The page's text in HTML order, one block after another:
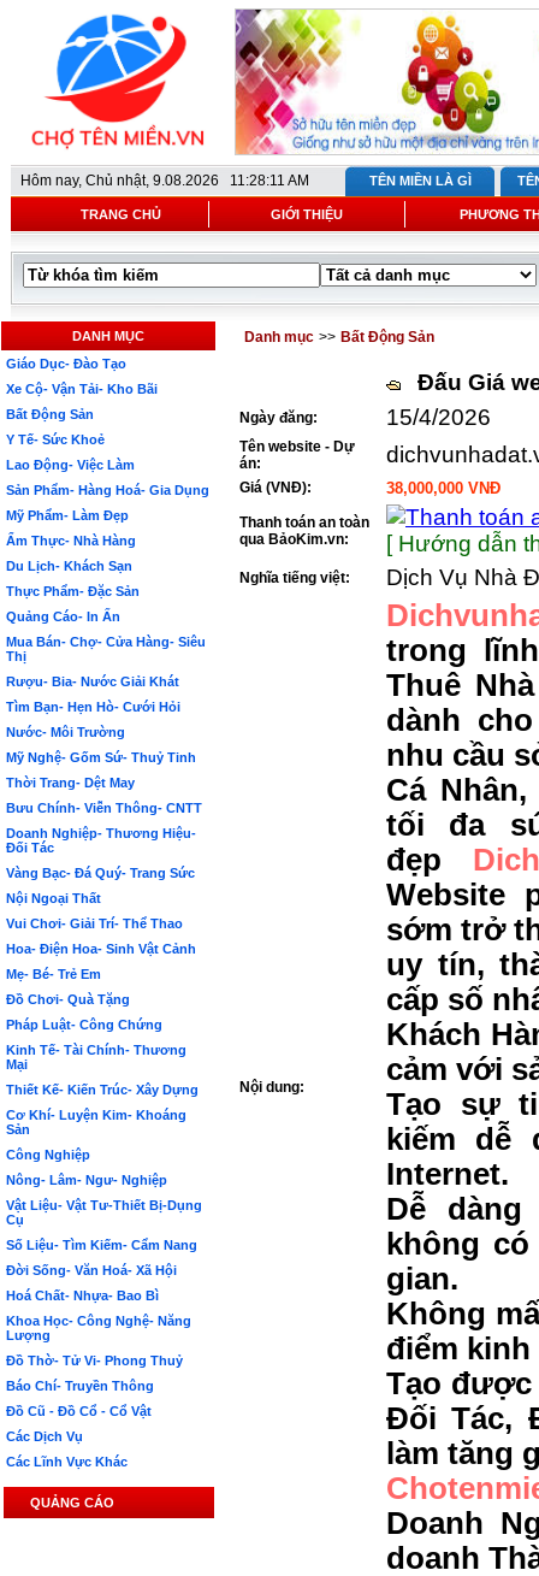
Hôm nay, Chủ nhật, 9.08.2026 11:28:11 AM TÊN MIỀN LÀ GÌ
TRANG CHỦ GIỚI THIỆU PHƯƠNG
DANH MỤC
Giáo Dục- Đào Tạo
Xe Cộ- Vận Tải- Kho Bãi
Bất Động Sản
Y Tế- Sức Khoẻ
Lao Động- Việc Làm
Sản Phẩm- Hàng Hoá- Gia Dụng
Mỹ Phẩm- Làm Đẹp
Ẩm Thực- Nhà Hàng
Du Lịch- Khách Sạn
Thực Phẩm- Đặc Sản
Quảng Cáo- In Ấn
Mua Bán- Chợ- Cửa Hàng- Siêu
Thị
Rượu- Bia- Nước Giải Khát
Tìm Bạn- Hẹn Hò- Cưới Hỏi
Nước- Môi Trường
Mỹ Nghệ- Gốm Sứ- Thuỷ Tinh
Thời Trang- Dệt May
Bưu Chính- Viễn Thông- CNTT
Doanh Nghiệp- Thương Hiệu-
Đối Tác
Vàng Bạc- Đá Quý- Trang Sức
Nội Ngoại Thất
Vui Chơi- Giải Trí- Thể Thao
Hoa- Điện Hoa- Sinh Vật Cảnh
Mẹ- Bé- Trẻ Em
Đồ Chơi- Quà Tặng
Pháp Luật- Công Chứng
Kinh Tế- Tài Chính- Thương
Mại
Thiết Kế- Kiến Trúc- Xây Dựng
Cơ Khí- Luyện Kim- Khoáng
Sản
Công Nghiệp
Nông- Lâm- Ngư- Nghiệp
Vật Liệu- Vật Tư-Thiết Bị-Dụng
Cụ
Số Liệu- Tìm Kiếm- Cẩm Nang
Đời Sống- Văn Hoá- Xã Hội
Hoá Chất- Nhựa- Bao Bì
Khoa Học- Công Nghệ- Năng
Lượng
Đồ Thờ- Tử Vi- Phong Thuỷ
Báo Chí- Truyền Thông
Đồ Cũ - Đồ Cổ - Cổ Vật
Các Dịch Vụ
Các Lĩnh Vực Khác
QUẢNG CÁO
Danh mục >> Bất Động Sản
Đấu Giá
Ngày đăng: 15/4/2026
Tên website - Dự
án:
Giá (VNĐ): 38,000,000 VNĐ
Thanh toán an toàn
qua BảoKim.vn:
[ Hướng dẫn
Nghĩa tiếng việt: Dịch Vụ Nhà
Nội dung:
trong
Thuê
dành
nhu cầu
Cá
tối đa
đẹp
Website
sớm trở
uy tín,
cấp số
Khách
cảm với
Tạo sự
kiếm dễ
Internet.
Dễ
không
gian.
Không
điểm kinh
Tạo được
Đối Tác,
làm tăng
Doanh
doanh